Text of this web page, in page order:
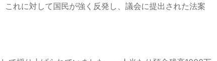
れに対して国民が強く反発し、議会に提出された法案